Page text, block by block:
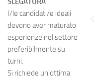
I/le candidati/e ideali
devono aver maturato
esperienze nel settore
preferibilmente su
turni.
Si richiede un’ottima